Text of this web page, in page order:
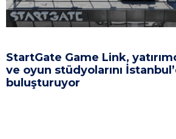
StartGate Game Link,
ve oyun stüdyolarını
buluşturuyor